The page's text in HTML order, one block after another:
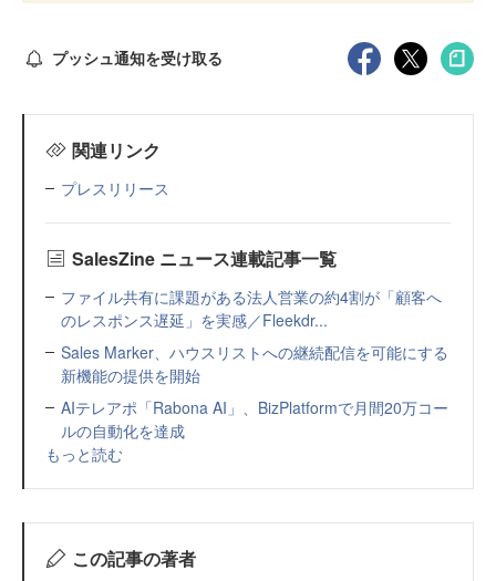
プッシュ通知を受け取る
関連リンク
プレスリリース
SalesZine ニュース連載記事一覧
ファイル共有に課題がある法人営業の約4割が「顧客へ
のレスポンス遅延」を実感／Fleekdr...
Sales Marker、ハウスリストへの継続配信を可能にする
新機能の提供を開始
AIテレアポ「Rabona AI」、BizPlatformで月間20万コー
ルの自動化を達成
もっと読む
この記事の著者